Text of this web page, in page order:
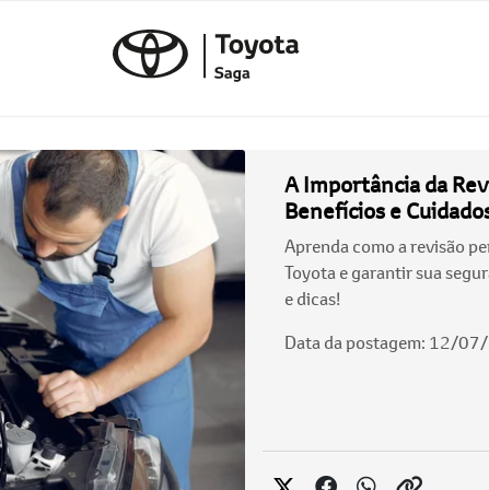
A Importância da
Benefícios e
Aprenda como a revisão
Toyota e garantir sua
e dicas!
Data da postagem: 12/